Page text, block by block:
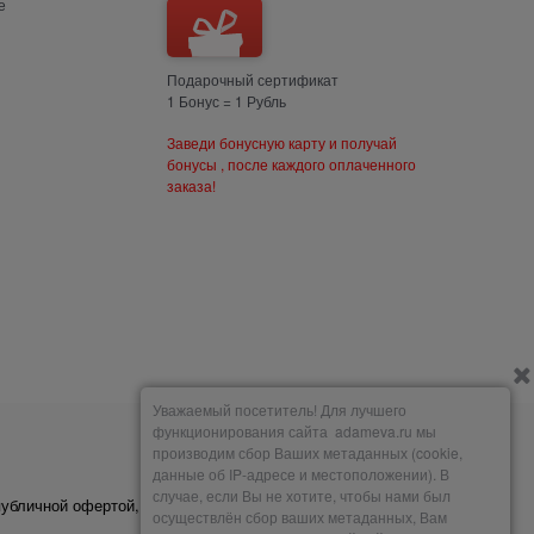
Подарочный сертификат
1 Бонус = 1 Рубль
Заведи бонусную карту и получай
бонусы , после каждого оплаченного
заказа!
офертой,
Мы принимаем
Уважаемый посетитель! Для лучшего
функционирования сайта adameva.ru мы
производим сбор Ваших метаданных (cookie,
данные об IP-адресе и местоположении). В
случае, если Вы не хотите, чтобы нами был
осуществлён сбор ваших метаданных, Вам